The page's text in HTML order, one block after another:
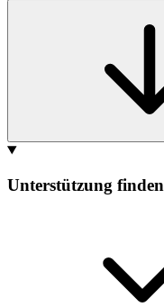
Unterstützung finden